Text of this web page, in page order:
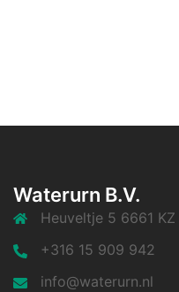
Waterurn B.V.
Heuveltje 5 6661
+316 15 909 942
info@waterurn.nl